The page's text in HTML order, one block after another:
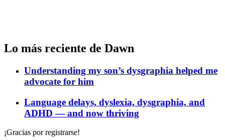
Lo más reciente de Dawn
Understanding my son’s dysgraphia helped me
advocate for him
Language delays, dyslexia, dysgraphia, and
ADHD — and now thriving
¡Gracias por registrarse!